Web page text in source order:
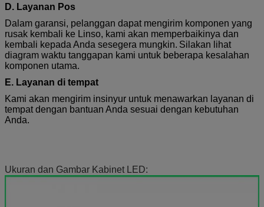
D. Layanan Pos
Dalam garansi, pelanggan dapat mengirim komponen yang
rusak kembali ke Linso, kami akan memperbaikinya dan
kembali kepada Anda sesegera mungkin. Silakan lihat
diagram waktu tanggapan kami untuk beberapa kesalahan
komponen utama.
E. Layanan di tempat
Kami akan mengirim insinyur untuk menawarkan layanan di
tempat dengan bantuan Anda sesuai dengan kebutuhan
Anda.
Ukuran dan Gambar Kabinet LED: